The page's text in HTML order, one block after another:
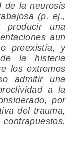
de la neurosis
(p. ej.,
producir una
aun
preexistía, y
la histeria
los extremos
admitir una
a la
por
del trauma,